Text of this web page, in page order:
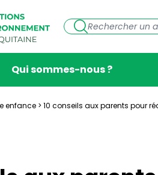
Qui sommes-nous ?
enfance > 10 conseils aux parents pour